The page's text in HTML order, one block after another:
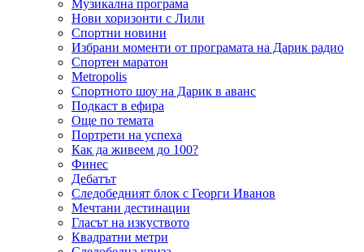
Музикална програма
Нови хоризонти с Лили
Спортни новини
Избрани моменти от програмата на Дарик радио
Спортен маратон
Metropolis
Спортното шоу на Дарик в аванс
Подкаст в ефира
Още по темата
Портрети на успеха
Как да живеем до 100?
Финес
Дебатът
Следобедният блок с Георги Иванов
Мечтани дестинации
Гласът на изкуството
Квадратни метри